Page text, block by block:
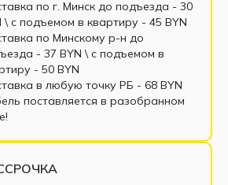
Маленькие кухни
Кухни из ЛДСП
Недорогие кухни
Линейная кухня
по г. Минск до подъезда - 30
\ c подъемом в квартиру - 45 BYN
по Минскому р-н до
- 37 BYN \ c подъемом в
- 50 BYN
в любую точку РБ - 68 BYN
поставляется в разобранном